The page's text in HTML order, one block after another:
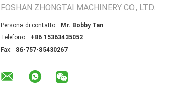
FOSHAN ZHONGTAI MACHINERY CO., LTD.
Persona di contatto:
Mr. Bobby Tan
Telefono:
+86 15363435052
Fax:
86-757-85430267